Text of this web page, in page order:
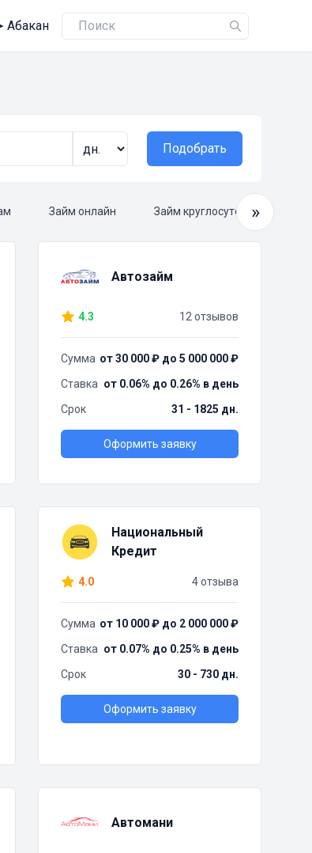
Абакан
Подобрать
Займ онлайн Займ круглосуточно
»
Автозайм
4.3 12 отзывов
Сумма от 30 000 ₽ до 5 000 000 ₽
Ставка от 0.06% до 0.26% в день
Срок
31 - 1825 дн.
Оформить заявку
Национальный
Кредит
4.0 4 отзыва
Сумма от 10 000 ₽ до 2 000 000 ₽
Ставка от 0.07% до 0.25% в день
Срок
30 - 730 дн.
Оформить заявку
Автомани